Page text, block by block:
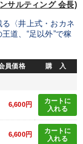
サルティング 会長)
〈井上式・おカネ
道、“足以外”で稼
員価格 購 入
6,600円
カートに
入れる
6,600円
カートに
入れる